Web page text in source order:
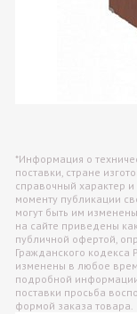
*Информация о
поставки, стране
справочный характер
моменту публикации
могут быть им
на сайте приведены
публичной офертой,
Гражданского кодекса
изменены в любое
подробной
поставки просьба
формой заказа товара.